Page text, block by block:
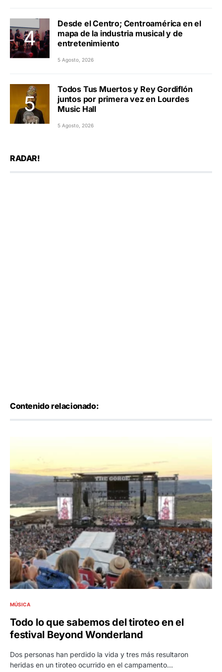
Desde el Centro; Centroamérica en el
mapa de la industria musical y de
entretenimiento
5 Agosto, 2026
Todos Tus Muertos y Rey Gordiflón
juntos por primera vez en Lourdes
Music Hall
5 Agosto, 2026
RADAR!
Contenido relacionado:
MÚSICA
Todo lo que sabemos del tiroteo en el
festival Beyond Wonderland
Dos personas han perdido la vida y tres más resultaron
heridas en un tiroteo ocurrido en el campamento…